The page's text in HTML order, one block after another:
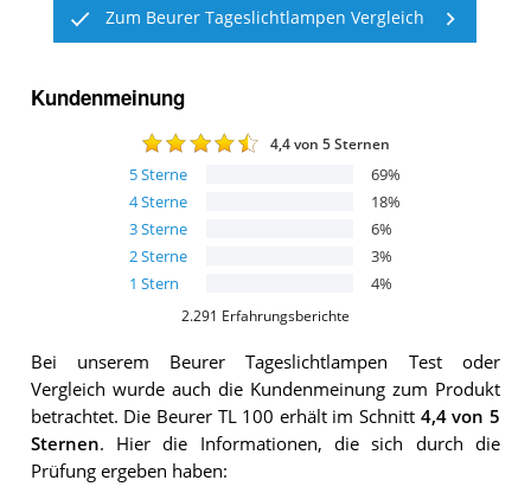
Zum Beurer Tageslichtlampen Vergleich
Kundenmeinung
4,4von 5 Sternen
5Sterne 69%
4Sterne 18%
3Sterne 6%
2Sterne 3%
1 Stern 4%
2.291 Erfahrungsberichte
Bei unserem Beurer Tageslichtlampen Test oder
Vergleich wurde auch die Kundenmeinung zum Produkt
betrachtet. Die Beurer TL 100 erhält im Schnitt 4,4von 5
Sternen. Hier die Informationen, die sich durch die
Prüfung ergeben haben: